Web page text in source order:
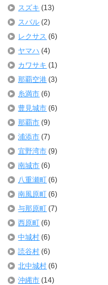
スズキ (13)
スバル (2)
レクサス (6)
ヤマハ (4)
カワサキ (1)
那覇空港 (3)
糸満市 (6)
豊見城市 (6)
那覇市 (9)
浦添市 (7)
宜野湾市 (9)
南城市 (6)
八重瀬町 (6)
南風原町 (6)
与那原町 (7)
西原町 (6)
中城村 (6)
読谷村 (6)
北中城村 (6)
沖縄市 (14)